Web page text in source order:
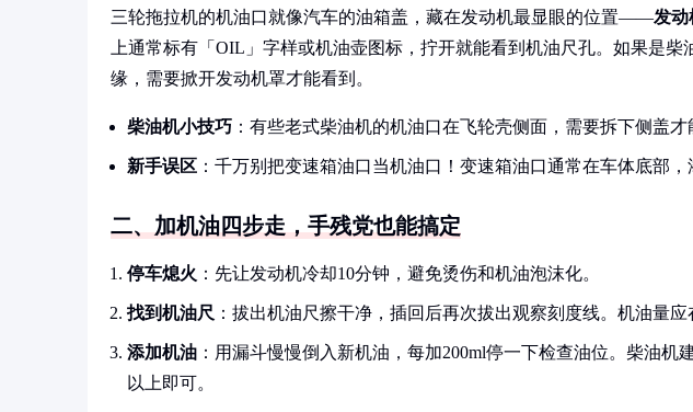
三轮拖拉机的机油口就像汽车的油箱盖，藏在发动机最显眼的位置——发动
上通常标有「OIL」字样或机油壶图标，拧开就能看到机油尺孔。如果是
缘，需要掀开发动机罩才能看到。
柴油机小技巧 ：有些老式柴油机的机油口在飞轮壳侧面，需要拆下侧盖
新手误区 ：千万别把变速箱油口当机油口！变速箱油口通常在车体底部，
二、加机油四步走，手残党也能搞定
停车熄火 ：先让发动机冷却10分钟，避免烫伤和机油泡沫化。
找到机油尺 ：拔出机油尺擦干净，插回后再次拔出观察刻度线。机油量
添加机油 ：用漏斗慢慢倒入新机油，每加200ml停一下检查油位。柴油机
以上即可。